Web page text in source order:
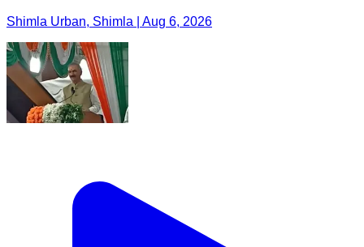
Shimla Urban, Shimla | Aug 6, 2026